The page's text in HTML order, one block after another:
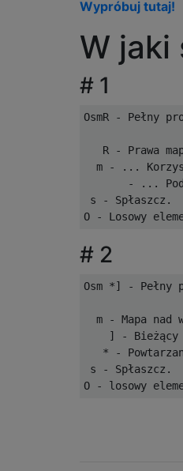
Wypróbuj tutaj!
W jaki
# 1
OsmR - Pełny
R - Prawa
m - ...
- ...
s - Spłaszcz.
# 2
Osm *] - Pełny
m - Mapa nad
] - Bieżący
* -
s - Spłaszcz.